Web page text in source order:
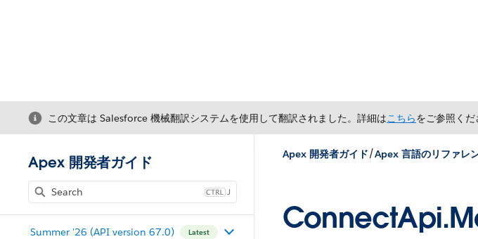
この文章は Salesforce 機械翻訳システムを使用して翻訳されました。詳細はこちらをご参照くだ
Apex 開発者ガイド
J
Summer '26 (API version 67.0) Latest
Apex 開発者ガイド/Apex 言語のリファレ